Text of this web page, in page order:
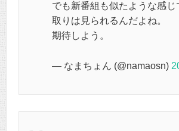
でも新番組も似たような感じ
取りは見られるんだよね。
期待しよう。
— なまちょん (@namaosn)